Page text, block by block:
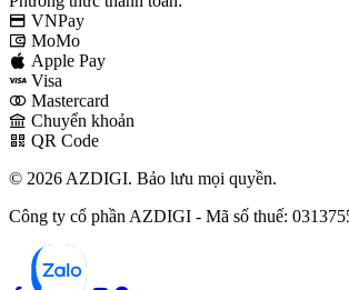
VNPay
MoMo
Apple Pay
Visa
Mastercard
Chuyển khoản
QR Code
© 2026 AZDIGI. Bảo lưu mọi quyền.
Công ty cổ phần AZDIGI - Mã số thuế: